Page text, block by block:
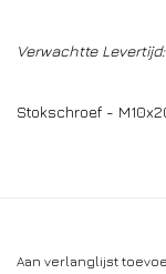
Verwachtte Levertijd:
Stokschroef -
Aan verlanglijst